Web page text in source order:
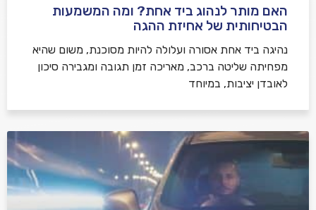
האם מותר לנהוג ביד אחת? ומה המשמעות
הבטיחותית של אחיזת ההגה
נהיגה ביד אחת אסורה ועלולה להיות מסוכנת, משום שהיא
מפחיתה שליטה ברכב, מאריכה זמן תגובה ומגבירה סיכון
לאובדן יציבות, במיוחד